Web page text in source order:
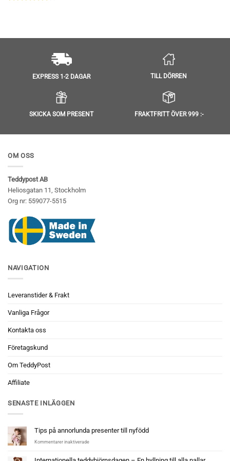
EXPRESS 1-2 DAGAR TILL DÖRREN
SKICKA SOM PRESENT FRAKTFRITT ÖVER 999 :-
OM OSS
Teddypost AB
Heliosgatan 11, Stockholm
Org nr: 559077-5515
NAVIGATION
Leveranstider & Frakt
Vanliga Frågor
Kontakta oss
Företagskund
Om TeddyPost
Affiliate
SENASTE INLÄGGEN
Tips på annorlunda presenter till nyfödd
Kommentarer inaktiveradeför
på